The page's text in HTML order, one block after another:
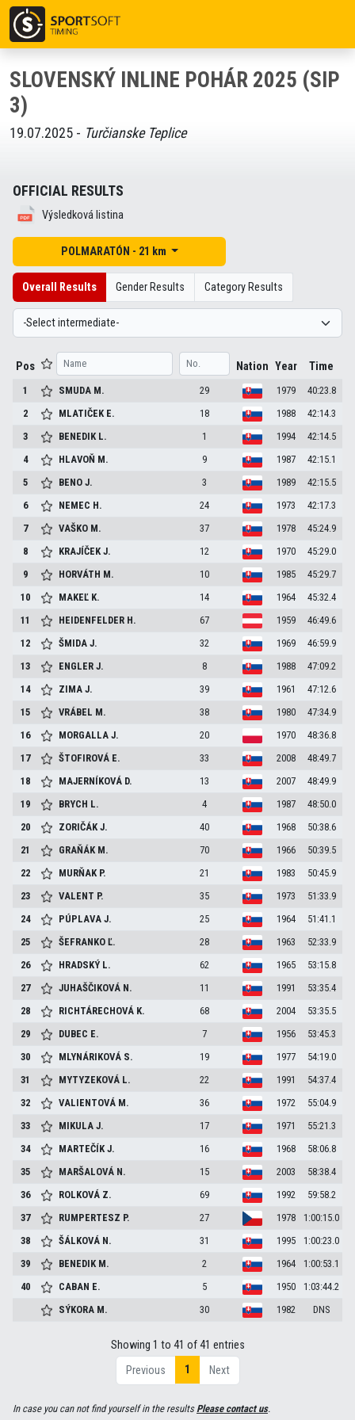
SLOVENSKÝ INLINE POHÁR 2025 (SIP
3)
19.07.2025 - Turčianske Teplice
OFFICIAL RESULTS
Výsledková listina
POLMARATÓN - 21 km
Overall Results Gender Results Category Results
Pos Nation Year Time
1 SMUDA M. 29 1979
40:23.8
2
MLATIČEK E. 18 1988
42:14.3
3
BENEDIK L. 1 1994
42:14.5
4
HLAVOŇ M. 9 1987
42:15.1
5
BENOJ. 3 1989
42:15.5
6
NEMEC H. 24 1973
42:17.3
7
VAŠKO M. 37 1978
45:24.9
8
KRAJÍČEKJ. 12 1970
45:29.0
9
HORVÁTH M. 10 1985
45:29.7
10
MAKEĽ K. 14 1964
45:32.4
11
HEIDENFELDER H. 67 1959
46:49.6
12
ŠMIDAJ. 32 1969
46:59.9
13
ENGLERJ. 8 1988
47:09.2
14
ZIMAJ. 39 1961
47:12.6
15
VRÁBEL M. 38 1980
47:34.9
16
MORGALLAJ. 20 1970
48:36.8
17
ŠTOFIROVÁ E. 33 2008
48:49.7
18
MAJERNÍKOVÁ D. 13 2007
48:49.9
19
BRYCH L. 4 1987
48:50.0
20
ZORIČÁKJ. 40 1968
50:38.6
21
GRAŇÁK M. 70 1966
50:39.5
22
MURŇAK P. 21 1983
50:45.9
23
VALENT P. 35 1973
51:33.9
24
PÚPLAVAJ. 25 1964
51:41.1
25
ŠEFRANKOĽ. 28 1963
52:33.9
26
HRADSKÝ L. 62 1965
53:15.8
27
JUHAŠČIKOVÁ N. 11 1991
53:35.4
28
RICHTÁRECHOVÁ K. 68 2004
53:35.5
29
DUBEC E. 7 1956
53:45.3
30
MLYNÁRIKOVÁ S. 19 1977
54:19.0
31
MYTYZEKOVÁ L. 22 1991
54:37.4
32
VALIENTOVÁ M. 36 1972
55:04.9
33
MIKULAJ. 17 1971
55:21.3
34
MARTEČÍKJ. 16 1968
58:06.8
35
MARŠALOVÁ N. 15 2003
58:38.4
36
ROLKOVÁ Z. 69 1992
59:58.2
37
RUMPERTESZ P. 27 1978
1:00:15.0
38
ŠÁLKOVÁ N. 31 1995
1:00:23.0
39
BENEDIK M. 2 1964
1:00:53.1
40
CABAN E. 5 1950
1:03:44.2
SÝKORA M. 30 1982 DNS
Showing 1 to 41 of 41 entries
Previous
1 Next
In case you can not find yourself in the resultsPlease contact us.